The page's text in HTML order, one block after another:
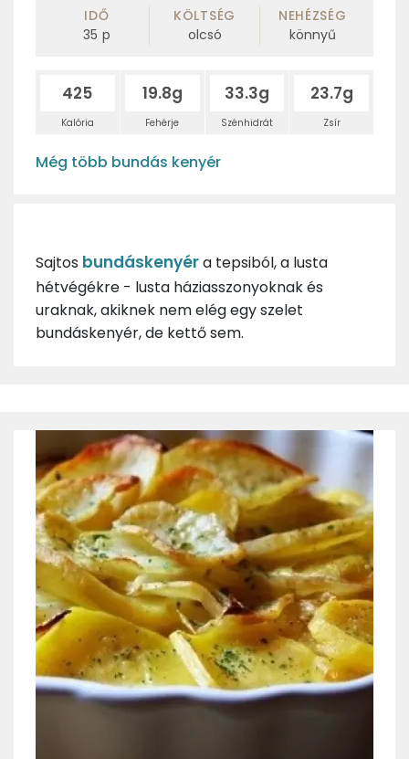
IDŐ
35 p
KÖLTSÉG
olcsó
NEHÉZSÉG
könnyű
425
Kalória
19.8g
Fehérje
33.3g
Szénhidrát
23.7g
Zsír
Még több bundás kenyér
Sajtos bundáskenyéra tepsiból, a lusta
hétvégékre - lusta háziasszonyoknak és
uraknak, akiknek nem elég egy szelet
bundáskenyér, de kettő sem.